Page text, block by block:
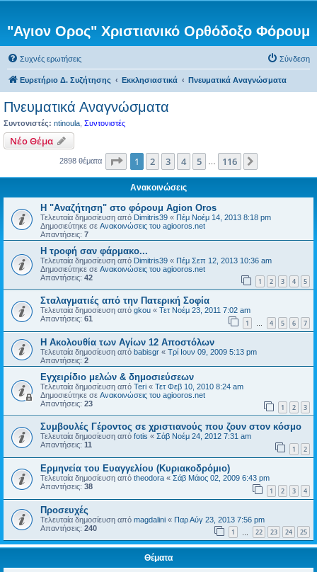
"Αγιον Ορος" Χριστιανικό Ορθόδοξο Φόρουμ
Συχνές ερωτήσεις Σύνδεση
Ευρετήριο Δ. Συζήτησης Εκκλησιαστικά Πνευματικά Αναγνώσματα
Πνευματικά Αναγνώσματα
Συντονιστές: ntinoula Συντονιστές
Νέο Θέμα
2898 θέματα Σελίδα από116
1 2 3 4 5 116
Ανακοινώσεις
Η "Αναζήτηση" στο φόρουμ Agion Oros
Τελευταία δημοσίευση από Dimitris39 « Πέμ Νοέμ 14, 2013 8:18 pm
Δημοσιεύτηκε σε Ανακοινώσεις του agiooros.net
Απαντήσεις: 7
H τροφή σαν φάρμακο...
Τελευταία δημοσίευση από Dimitris39 « Πέμ Σεπ 12, 2013 10:36 am
Δημοσιεύτηκε σε Ανακοινώσεις του agiooros.net
Απαντήσεις: 42 1 2 3 4 5
Σταλαγματιές από την Πατερική Σοφία
Τελευταία δημοσίευση από gkou « Τετ Νοέμ 23, 2011 7:02 am
Απαντήσεις: 61 1 … 4 5 6 7
Η Ακολουθία των Αγίων 12 Αποστόλων
Τελευταία δημοσίευση από babisgr « Τρί Ιουν 09, 2009 5:13 pm
Απαντήσεις: 2
Εγχειρίδιο μελών & δημοσιεύσεων
Τελευταία δημοσίευση από Teri « Τετ Φεβ 10, 2010 8:24 am
Δημοσιεύτηκε σε Ανακοινώσεις του agiooros.net
Απαντήσεις: 23 1 2 3
Συμβουλές Γέροντος σε χριστιανούς που ζουν στον κόσμο
Τελευταία δημοσίευση από fotis « Σάβ Νοέμ 24, 2012 7:31 am
Απαντήσεις: 11 1 2
Eρμηνεία του Ευαγγελίου (Κυριακοδρόμιο)
Τελευταία δημοσίευση από theodora « Σάβ Μάιος 02, 2009 6:43 pm
Απαντήσεις: 38 1 2 3 4
Προσευχές
Τελευταία δημοσίευση από magdalini « Παρ Αύγ 23, 2013 7:56 pm
Απαντήσεις: 240 1 22 23 24 25
Θέματα